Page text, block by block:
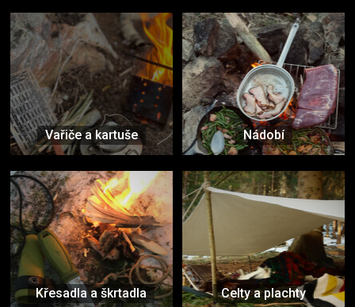
Vařiče a kartuše Nádobí
Křesadla a škrtadla Celty a plachty